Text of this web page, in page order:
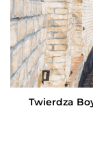
Twierdza